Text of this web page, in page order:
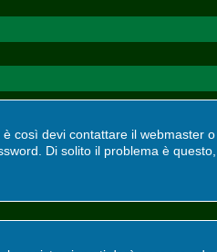
così devi contattare il webmaster
Di solito il problema è